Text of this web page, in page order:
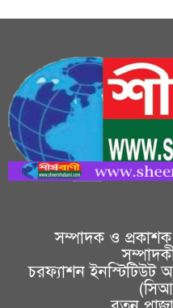
সম্পাদক ও
চরফ্যাশন